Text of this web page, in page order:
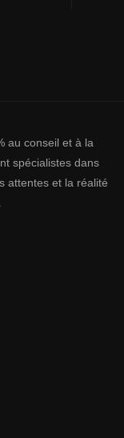
au conseil et à la
spécialistes dans
attentes et la réalité